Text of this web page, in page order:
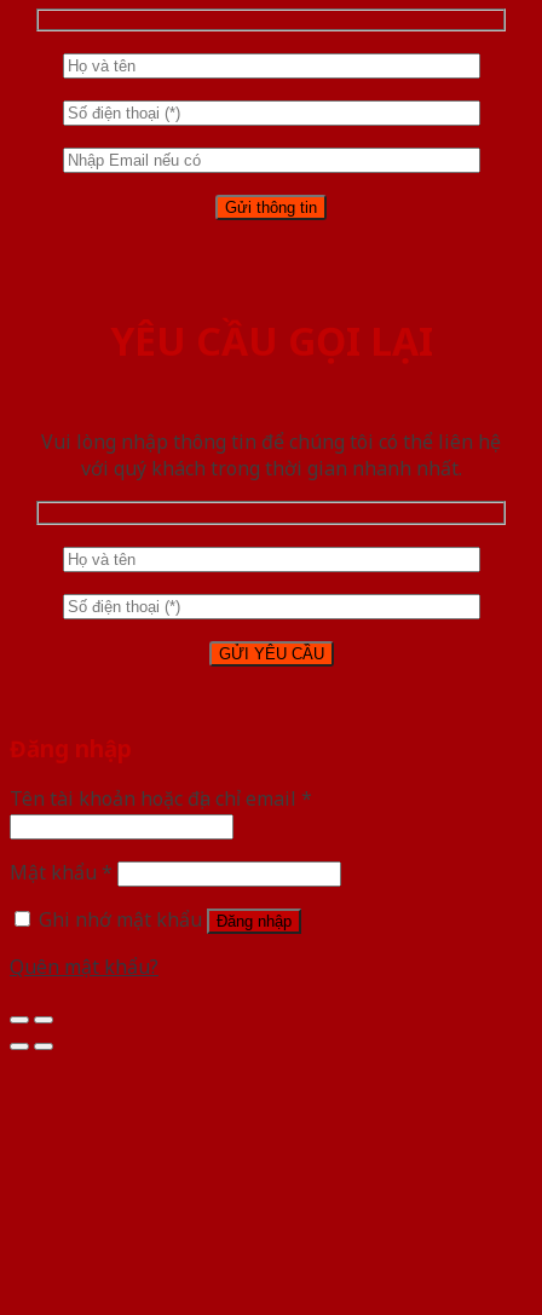
YÊU CẦU GỌI LẠI
Vui lòng nhập thông tin để chúng tôi có thể liên hệ
với quý khách trong thời gian nhanh nhất.
Đăng nhập
Tên tài khoản hoặc địa chỉ email *
Mật khẩu *
Ghi nhớ mật khẩu
Đăng nhập
Quên mật khẩu?